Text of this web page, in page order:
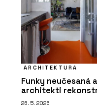
ARCHITEKTURA
Funky neučesaná
architekti
26. 5. 2026